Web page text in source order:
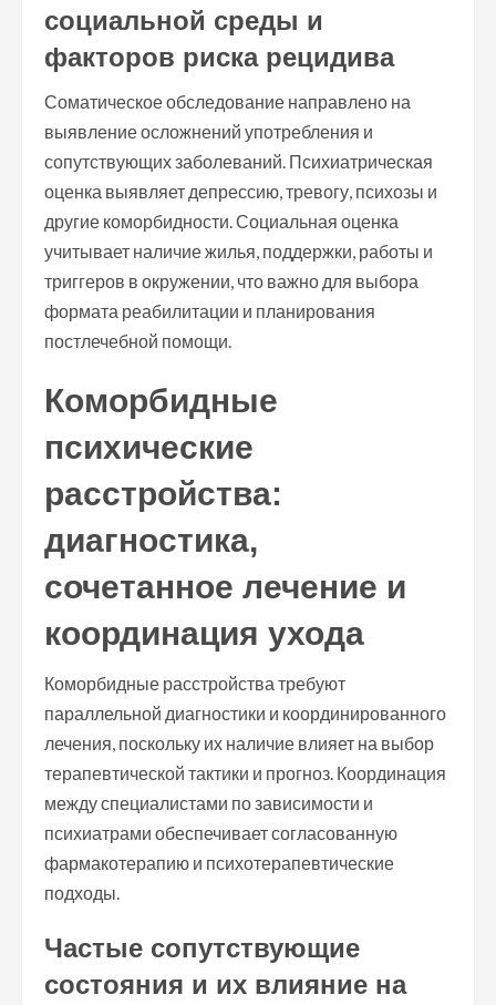
социальной среды и
факторов риска рецидива
Соматическое обследование направлено на
выявление осложнений употребления и
сопутствующих заболеваний. Психиатрическая
оценка выявляет депрессию, тревогу, психозы и
другие коморбидности. Социальная оценка
учитывает наличие жилья, поддержки, работы и
триггеров в окружении, что важно для выбора
формата реабилитации и планирования
постлечебной помощи.
Коморбидные
психические
расстройства:
диагностика,
сочетанное лечение и
координация ухода
Коморбидные расстройства требуют
параллельной диагностики и координированного
лечения, поскольку их наличие влияет на выбор
терапевтической тактики и прогноз. Координация
между специалистами по зависимости и
психиатрами обеспечивает согласованную
фармакотерапию и психотерапевтические
подходы.
Частые сопутствующие
состояния и их влияние на